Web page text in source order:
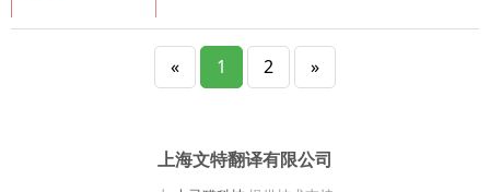
得没有错误才可以。
« 1 2 »
上海文特翻译有限公司